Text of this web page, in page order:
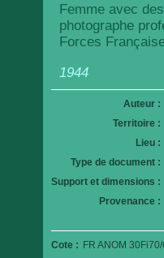
Femme avec
photographe
Forces
1944
Auteur :
Territoire :
Lieu :
Type de document :
Support et dimensions :
Provenance :
Cote : FR ANOM